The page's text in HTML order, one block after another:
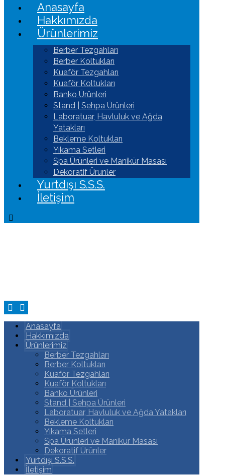
Anasayfa
Hakkımızda
Ürünlerimiz
Berber Tezgahları
Berber Koltukları
Kuaför Tezgahları
Kuaför Koltukları
Banko Ürünleri
Stand | Sehpa Ürünleri
Laboratuar, Havluluk ve Ağda
Yatakları
Bekleme Koltukları
Yıkama Setleri
Spa Ürünleri ve Manikür Masası
Dekoratif Ürünler
Yurtdışı S.S.S.
İletişim
Anasayfa
Hakkımızda
Ürünlerimiz
Berber Tezgahları
Berber Koltukları
Kuaför Tezgahları
Kuaför Koltukları
Banko Ürünleri
Stand | Sehpa Ürünleri
Laboratuar, Havluluk ve Ağda Yatakları
Bekleme Koltukları
Yıkama Setleri
Spa Ürünleri ve Manikür Masası
Dekoratif Ürünler
Yurtdışı S.S.S.
İletişim